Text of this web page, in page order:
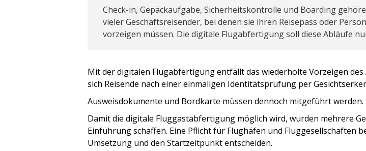
Check-in, Gepäckaufgabe, Sicherheitskontrolle und Boarding
vieler Geschäftsreisender, bei denen sie ihren Reisepass oder
vorzeigen müssen. Die digitale Flugabfertigung soll diese Abläufe
Mit der digitalen Flugabfertigung entfällt das wiederholte Vorzeigen
sich Reisende nach einer einmaligen Identitätsprüfung per
Ausweisdokumente und Bordkarte müssen dennoch mitgeführt werden.
Damit die digitale Fluggastabfertigung möglich wird, wurden mehrere
Einführung schaffen. Eine Pflicht für Flughäfen und Fluggesellschaften
Umsetzung und den Startzeitpunkt entscheiden.